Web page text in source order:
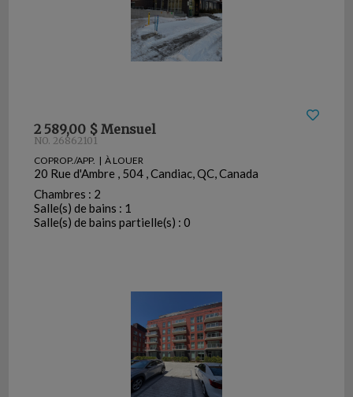
2 589,00 $ Mensuel
NO. 26862101
COPROP./APP. | À LOUER
20 Rue d'Ambre , 504 , Candiac, QC, Canada
Chambres : 2
Salle(s) de bains : 1
Salle(s) de bains partielle(s) : 0